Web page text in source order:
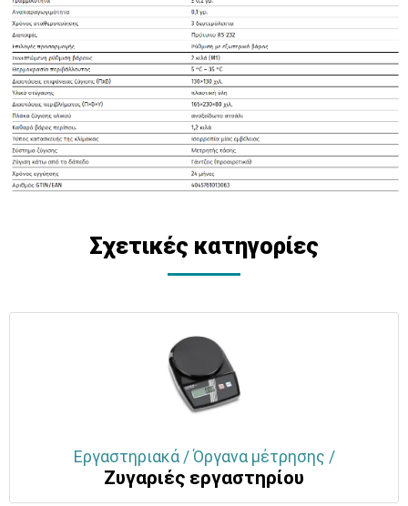
Σχετικές κατηγορίες
Εργαστηριακά / Όργανα μέτρησης /
Ζυγαριές εργαστηρίου